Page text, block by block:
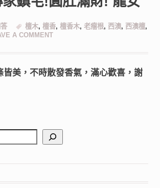
檀木, 檀香, 檀香木, 老瘤根, 西澳, 西澳檀,
A COMMENT
皆美，不時散發香氣，滿心歡喜，謝